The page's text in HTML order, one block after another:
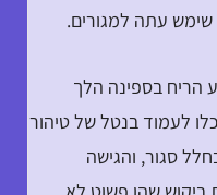
עתה למגורים.
הריח בספינה הלך
לעמוד בנטל של טיהור
סגור, והגישה